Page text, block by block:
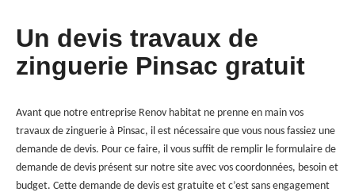
Un devis travaux de
zinguerie Pinsac gratuit
Avant que notre entreprise Renov habitat ne prenne en main vos
travaux de zinguerie à Pinsac, il est nécessaire que vous nous fassiez une
demande de devis. Pour ce faire, il vous suffit de remplir le formulaire de
demande de devis présent sur notre site avec vos coordonnées, besoin et
budget. Cette demande de devis est gratuite et c’est sans engagement